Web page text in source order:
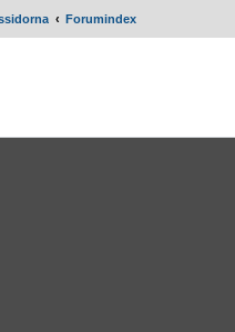
Forumindex